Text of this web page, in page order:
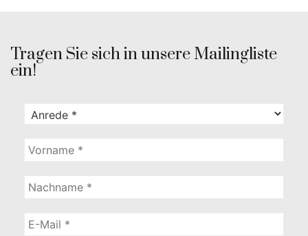
Tragen Sie sich in unsere Mailingliste
ein!